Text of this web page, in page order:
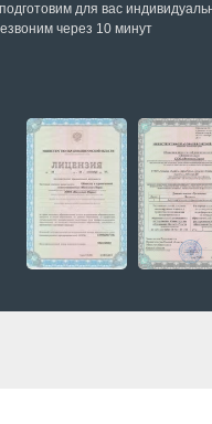
для вас
через 10 минут